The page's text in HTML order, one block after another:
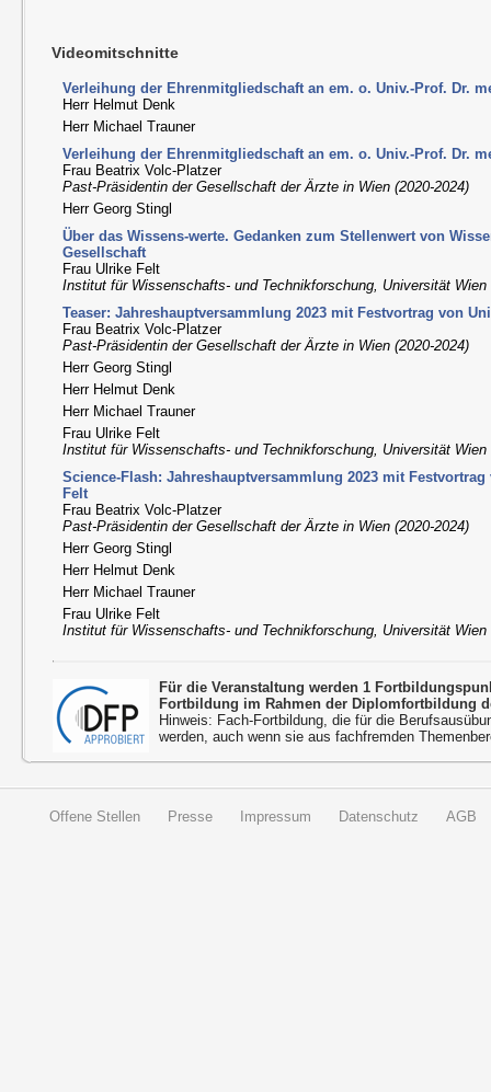
Videomitschnitte
Verleihung der Ehrenmitgliedschaft an em. o. Univ.-Prof. Dr.
Herr Helmut Denk
Herr Michael Trauner
Verleihung der Ehrenmitgliedschaft an em. o. Univ.-Prof. Dr.
Frau Beatrix Volc-Platzer
Past-Präsidentin der Gesellschaft der Ärzte in Wien (2020-2024)
Herr Georg Stingl
Über das Wissens-werte. Gedanken zum Stellenwert von
Gesellschaft
Frau Ulrike Felt
Institut für Wissenschafts- und Technikforschung, Universität Wien
Teaser: Jahreshauptversammlung 2023 mit Festvortrag von
Frau Beatrix Volc-Platzer
Past-Präsidentin der Gesellschaft der Ärzte in Wien (2020-2024)
Herr Georg Stingl
Herr Helmut Denk
Herr Michael Trauner
Frau Ulrike Felt
Institut für Wissenschafts- und Technikforschung, Universität Wien
Science-Flash: Jahreshauptversammlung 2023 mit
Felt
Frau Beatrix Volc-Platzer
Past-Präsidentin der Gesellschaft der Ärzte in Wien (2020-2024)
Herr Georg Stingl
Herr Helmut Denk
Herr Michael Trauner
Frau Ulrike Felt
Institut für Wissenschafts- und Technikforschung, Universität Wien
Für die Veranstaltung werden 1
Fortbildung im Rahmen der Diplomfortbildung
Hinweis: Fach-Fortbildung, die für die
werden, auch wenn sie aus fachfremden
Offene Stellen Presse Impressum Datenschutz AGB